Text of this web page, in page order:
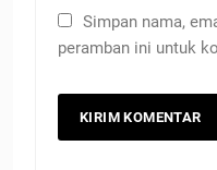
Simpan nama,
peramban ini untuk